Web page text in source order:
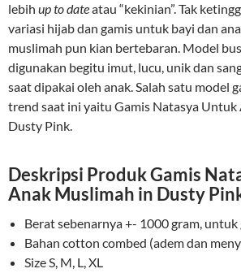
lebih up to dateatau “kekinian”. Tak
variasi hijab dan gamis untuk bayi dan
muslimah pun kian bertebaran. Model
digunakan begitu imut, lucu, unik dan
saat dipakai oleh anak. Salah satu model
trend saat ini yaitu Gamis Natasya
Dusty Pink.
Deskripsi Produk Gamis
Anak Muslimah in Dusty
Berat sebenarnya +- 1000 gram, untuk
Bahan cotton combed (adem dan
Size S, M, L, XL